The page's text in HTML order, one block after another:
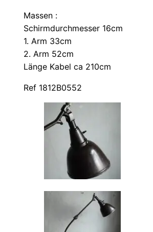
Massen :
Schirmdurchmesser 16cm
1. Arm 33cm
2. Arm 52cm
Länge Kabel ca 210cm
Ref 1812B0552